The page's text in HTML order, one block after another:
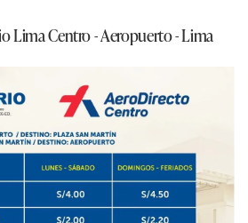
Lima Centro - Aeropuerto - Lima